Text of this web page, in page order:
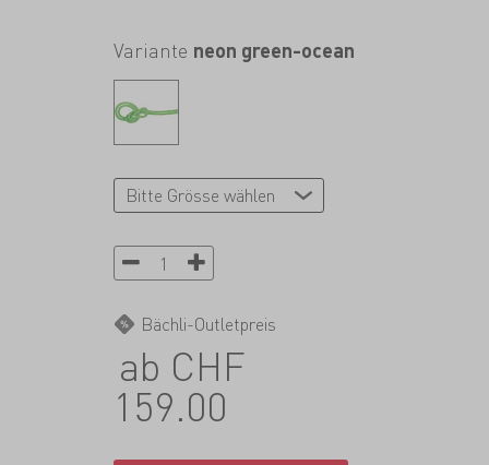
Variante neon green-ocean
Bächli-Outletpreis
ab CHF
159.00